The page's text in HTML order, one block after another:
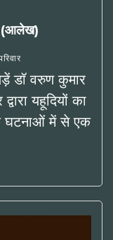
(आलेख)
डॉ वरुण कुमार
यहूदियों का
घटनाओं में से एक